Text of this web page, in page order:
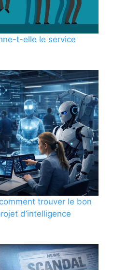
t-elle le service
trouver le bon
d’intelligence